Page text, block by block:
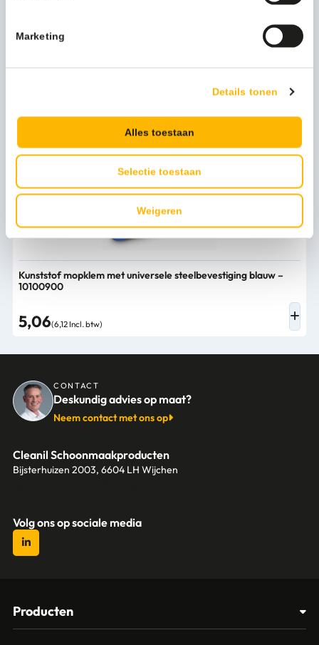
Marketing
Details tonen
Alles toestaan
Selectie toestaan
Weigeren
Stel een vraag
Bijpassende producten
Kunststof mopklem met universele steelbevestiging blauw –
10100900
5,06(6,12 Incl. btw)
CONTACT
Deskundig advies op maat?
Neem contact met ons op
Cleanil Schoonmaakproducten
Bijsterhuizen 2003, 6604 LH Wijchen
Volg ons op sociale media
Producten